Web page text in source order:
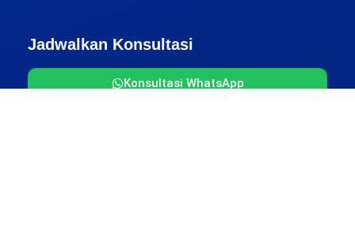
Jadwalkan Konsultasi
Konsultasi WhatsApp